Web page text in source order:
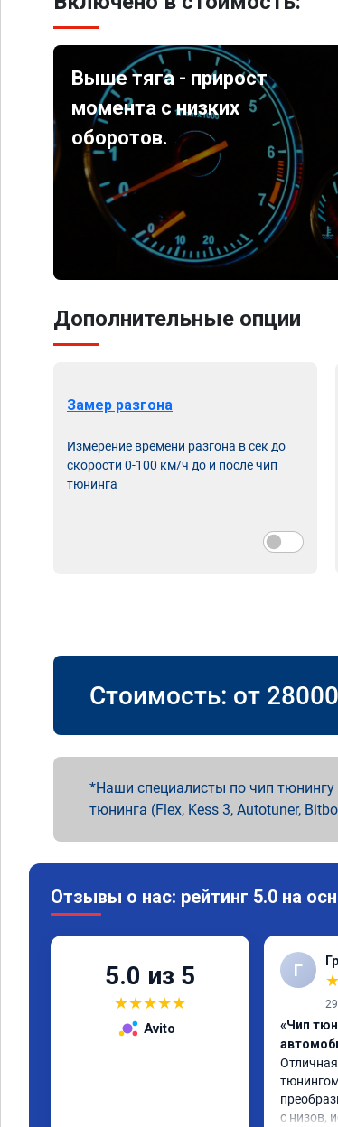
Выше тяга - прирост
момента с низких
оборотов.
Дополнительные опции
Замер разгона
Измерение времени разгона в сек до
скорости 0-100 км/ч до и после чип
тюнинга
Стоимость: от 28000
Наши специалисты по чип
тюнинга (Flex, Kess 3, Autotuner,
Отзывы о нас: рейтинг 5.0 на
5.0 из 5
★★★★★
Avito
Г
★
«Чип
с низов,